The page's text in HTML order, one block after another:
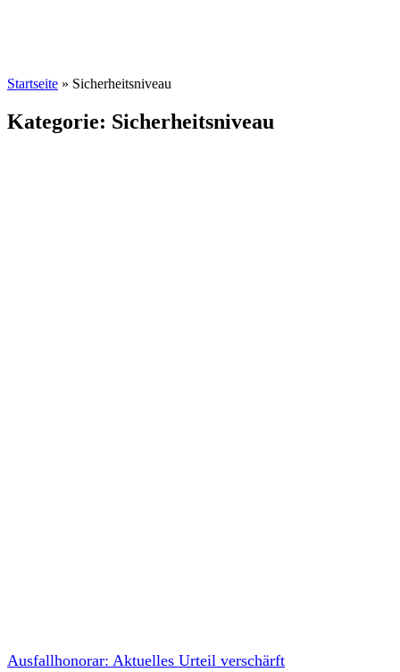
Startseite » Sicherheitsniveau
Kategorie: Sicherheitsniveau
Ausfallhonorar: Aktuelles Urteil verschärft